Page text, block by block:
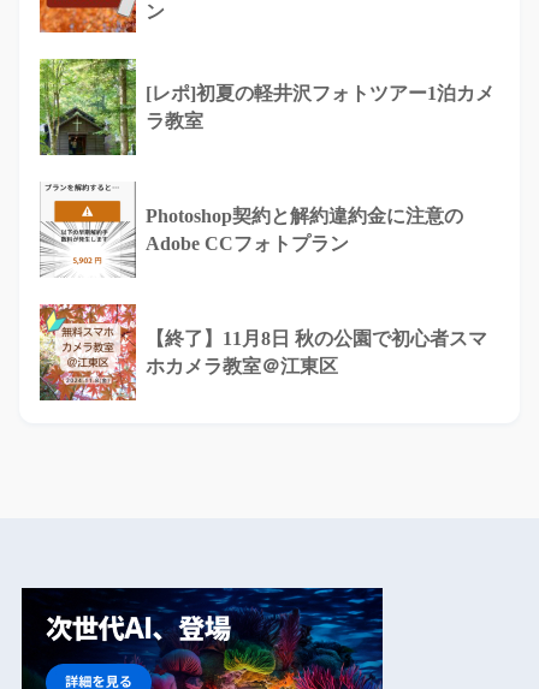
ン
[レポ]初夏の軽井沢フォトツアー1泊カメ
ラ教室
Photoshop契約と解約違約金に注意の
Adobe CCフォトプラン
【終了】11月8日 秋の公園で初心者スマ
ホカメラ教室＠江東区